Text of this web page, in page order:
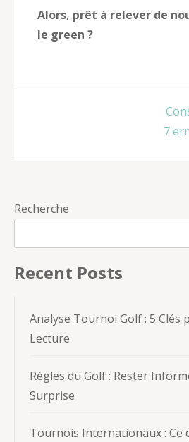
Alors, prêt à relever de
le green ?
7
Recherche
Recent Posts
Analyse Tournoi Golf : 5
Lecture
Règles du Golf : Rester
Surprise
Tournois Internationaux : Ce